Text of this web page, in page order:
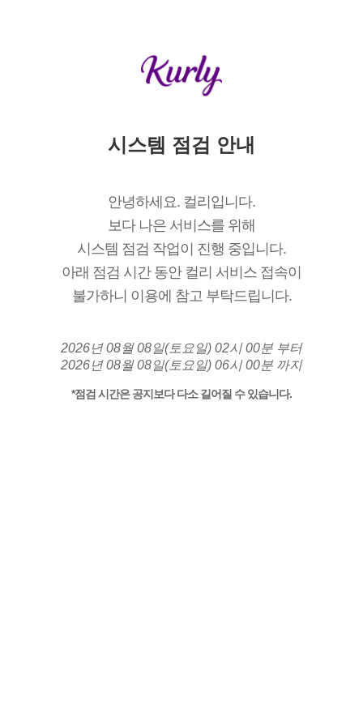
시스템 점검 안내
안녕하세요. 컬리입니다.
보다 나은 서비스를 위해
시스템 점검 작업이 진행 중입니다.
아래 점검 시간 동안 컬리 서비스 접속이
불가하니 이용에 참고 부탁드립니다.
2026년 08월 08일(토요일) 02시 00분 부터
2026년 08월 08일(토요일) 06시 00분 까지
*점검 시간은 공지보다 다소 길어질 수 있습니다.